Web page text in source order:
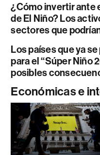
¿Cómo invertir ante
de El Niño? Los
sectores que
Los países que ya
para el “Súper Niño
posibles
Económicas e